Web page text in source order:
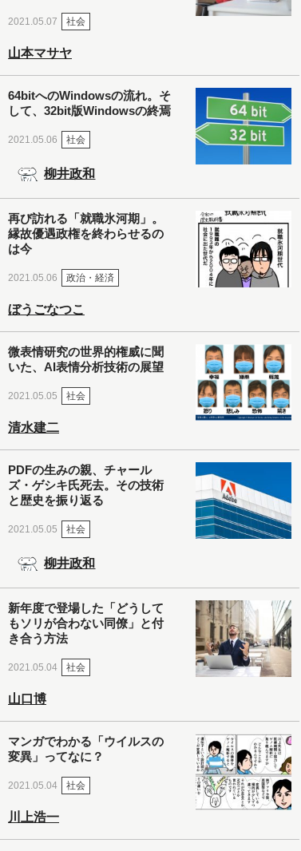
2021.05.07 社会
山本マサヤ
64bitへのWindowsの流れ。そ
して、32bit版Windowsの終焉
2021.05.06 社会
柳井政和
再び訪れる「就職氷河期」。
縁故優遇政権を終わらせるの
は今
2021.05.06 政治・経済
ぼうごなつこ
微表情研究の世界的権威に聞
いた、AI表情分析技術の展望
2021.05.05 社会
清水建二
PDFの生みの親、チャール
ズ・ゲシキ氏死去。その技術
と歴史を振り返る
2021.05.05 社会
柳井政和
新年度で登場した「どうして
もソリが合わない同僚」と付
き合う方法
2021.05.04 社会
山口博
マンガでわかる「ウイルスの
変異」ってなに？
2021.05.04 社会
川上浩一